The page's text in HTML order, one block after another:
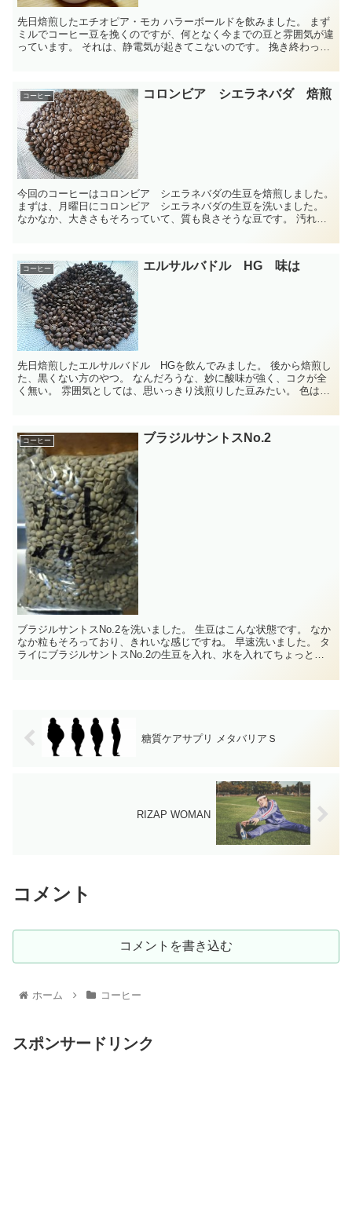
先日焙煎したエチオピア・モカ ハラーボールドを飲みました。 まず
ミルでコーヒー豆を挽くのですが、何となく今までの豆と雰囲気が違
っています。 それは、静電気が起きてこないのです。 挽き終わった
コーヒー コロンビア シエラネバダ 焙煎
今回のコーヒーはコロンビア シエラネバダの生豆を焙煎しました。
まずは、月曜日にコロンビア シエラネバダの生豆を洗いました。
なかなか、大きさもそろっていて、質も良さそうな豆です。 汚れも
コーヒー エルサルバドル HG 味は
先日焙煎したエルサルバドル HGを飲んでみました。 後から焙煎し
た、黒くない方のやつ。 なんだろうな、妙に酸味が強く、コクが全
く無い。 雰囲気としては、思いっきり浅煎りした豆みたい。 色はそ
コーヒー ブラジルサントスNo.2
ブラジルサントスNo.2を洗いました。 生豆はこんな状態です。 なか
なか粒もそろっており、きれいな感じですね。 早速洗いました。 タ
ライにブラジルサントスNo.2の生豆を入れ、水を入れてちょっと洗
糖質ケアサプリ メタバリアＳ
RIZAP WOMAN
コメント
コメントを書き込む
ホーム コーヒー
スポンサードリンク